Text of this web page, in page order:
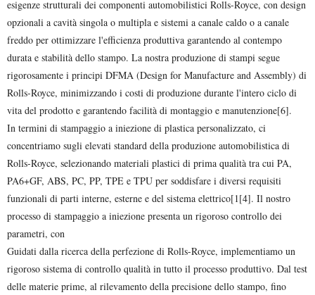
esigenze strutturali dei componenti automobilistici Rolls-Royce, con design
opzionali a cavità singola o multipla e sistemi a canale caldo o a canale
freddo per ottimizzare l'efficienza produttiva garantendo al contempo
durata e stabilità dello stampo. La nostra produzione di stampi segue
rigorosamente i principi DFMA (Design for Manufacture and Assembly) di
Rolls-Royce, minimizzando i costi di produzione durante l'intero ciclo di
vita del prodotto e garantendo facilità di montaggio e manutenzione[6].
In termini di stampaggio a iniezione di plastica personalizzato, ci
concentriamo sugli elevati standard della produzione automobilistica di
Rolls-Royce, selezionando materiali plastici di prima qualità tra cui PA,
PA6+GF, ABS, PC, PP, TPE e TPU per soddisfare i diversi requisiti
funzionali di parti interne, esterne e del sistema elettrico[1[4]. Il nostro
processo di stampaggio a iniezione presenta un rigoroso controllo dei
parametri, con
Guidati dalla ricerca della perfezione di Rolls-Royce, implementiamo un
rigoroso sistema di controllo qualità in tutto il processo produttivo. Dal test
delle materie prime, al rilevamento della precisione dello stampo, fino